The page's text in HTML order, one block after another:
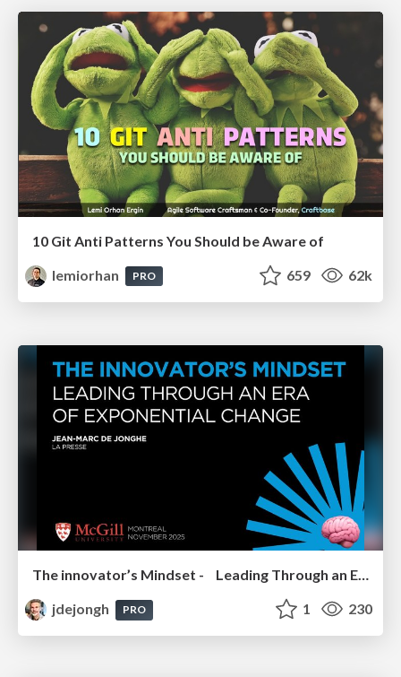
10 Git Anti Patterns You Should be Aware of
lemiorhan
PRO 659 62k
The innovator’s Mindset - Leading Through an Era of Exponential Change - McGill University 2025
jdejongh
PRO 1 230